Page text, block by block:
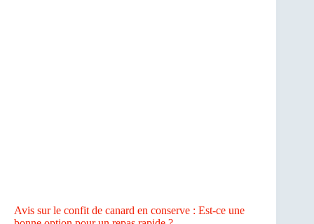
Avis sur le confit de canard en conserve : Est-ce une